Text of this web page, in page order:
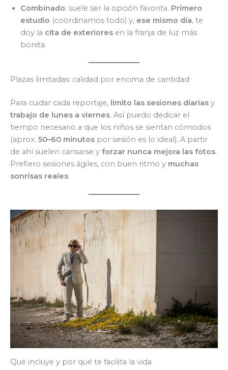
Combinado: suele ser la opción favorita. Primero
estudio (coordinamos todo) y, ese mismo día, te
doy la cita de exteriores en la franja de luz más
bonita.
Plazas limitadas: calidad por encima de cantidad
Para cuidar cada reportaje, limito las sesiones diarias y
trabajo de lunes a viernes. Así puedo dedicar el
tiempo necesario a que los niños se sientan cómodos
(aprox. 50–60 minutos por sesión es lo ideal). A partir
de ahí suelen cansarse y forzar nunca mejora las fotos.
Prefiero sesiones ágiles, con buen ritmo y muchas
sonrisas reales.
Qué incluye y por qué te facilita la vida